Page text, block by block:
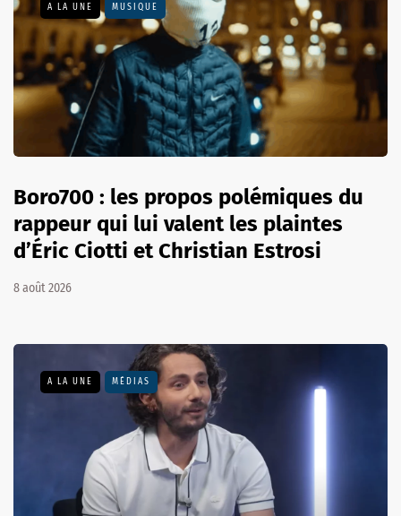
A LA UNE MUSIQUE
Boro700 : les propos polémiques du
rappeur qui lui valent les plaintes
d’Éric Ciotti et Christian Estrosi
8 août 2026
A LA UNE MÉDIAS